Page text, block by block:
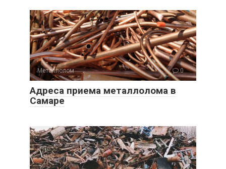
Металлолом 0
Адреса приема металлолома в
Самаре